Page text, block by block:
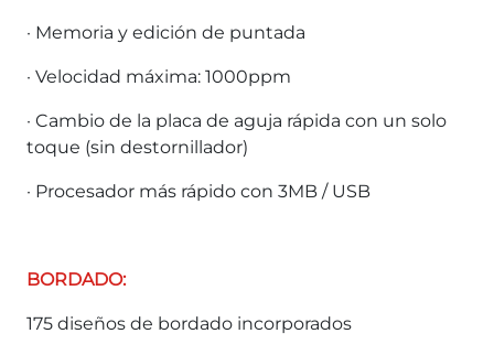
· Memoria y edición de puntada
· Velocidad máxima: 1000ppm
· Cambio de la placa de aguja rápida con un solo
toque (sin destornillador)
· Procesador más rápido con 3MB / USB
BORDADO:
175 diseños de bordado incorporados